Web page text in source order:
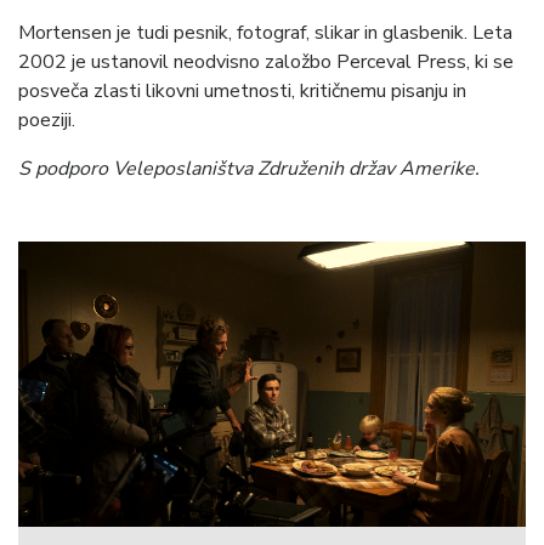
Mortensen je tudi pesnik, fotograf, slikar in glasbenik. Leta
2002 je ustanovil neodvisno založbo Perceval Press, ki se
posveča zlasti likovni umetnosti, kritičnemu pisanju in
poeziji.
S podporo Veleposlaništva Združenih držav Amerike.